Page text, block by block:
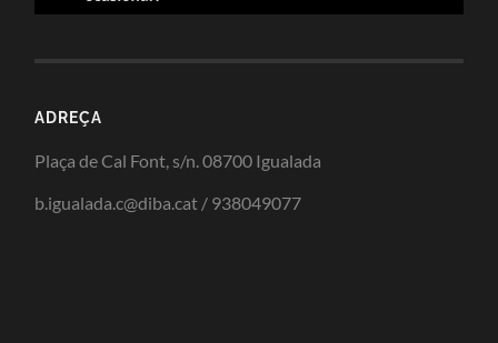
ADREÇA
Plaça de Cal Font, s/n. 08700 Igualada
b.igualada.c@diba.cat / 938049077